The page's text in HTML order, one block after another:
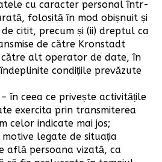
cu caracter personal într-
folosită în mod obișnuit și
citit, precum și (ii) dreptul ca
de către Kronstadt
către alt operator de date, în
condițiile prevăzute
în ceea ce privește activitățile
exercita prin transmiterea
celor indicate mai jos;
legate de situația
află persoana vizată, ca